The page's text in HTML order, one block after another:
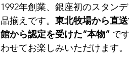
1992年創業、銀座初のスタン
品揃えです。 東北牧場から直
館から認定を受けた“本物” です
わせてお楽しみいただけます。